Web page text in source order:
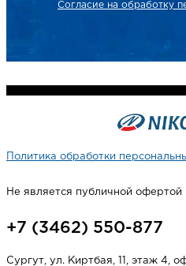
Согласие на обработку
Политика обработки
Не является публичной офертой
+7 (3462) 550-877
Сургут, ул. Киртбая, 11, этаж 4,